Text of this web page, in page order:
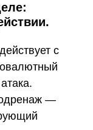
с
—